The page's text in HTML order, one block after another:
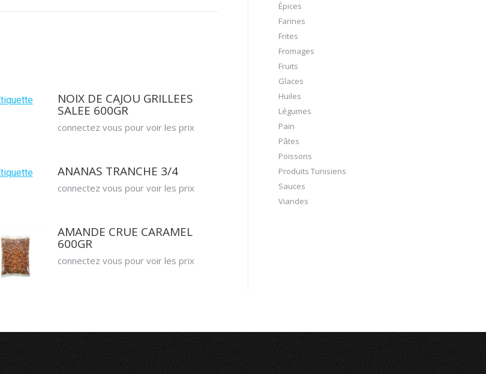
NOIX DE CAJOU GRILLEES
SALEE 600GR
connectez vous pour voir les prix
ANANAS TRANCHE 3/4
connectez vous pour voir les prix
AMANDE CRUE CARAMEL
600GR
connectez vous pour voir les prix
Épices
Farines
Frites
Fromages
Fruits
Glaces
Huiles
Légumes
Pain
Pâtes
Poissons
Produits Tunisiens
Sauces
Viandes